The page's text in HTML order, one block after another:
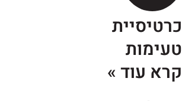
עוד »